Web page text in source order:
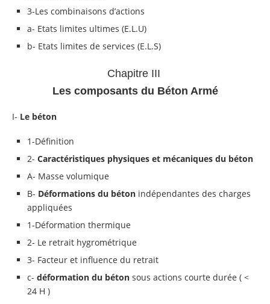
3-Les combinaisons d’actions
a- Etats limites ultimes (E.L.U)
b- Etats limites de services (E.L.S)
Chapitre III
Les composants du Béton Armé
I- Le béton
1-Définition
2- Caractéristiques physiques et mécaniques du béton
A- Masse volumique
B- Déformations du béton indépendantes des charges
appliquées
1-Déformation thermique
2- Le retrait hygrométrique
3- Facteur et influence du retrait
c- déformation du béton sous actions courte durée ( <
24 H )